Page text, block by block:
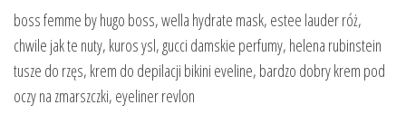
boss femme by hugo boss, wella hydrate mask, estee lauder róż,
chwile jak te nuty, kuros ysl, gucci damskie perfumy, helena rubinstein
tusze do rzęs, krem do depilacji bikini eveline, bardzo dobry krem pod
oczy na zmarszczki, eyeliner revlon